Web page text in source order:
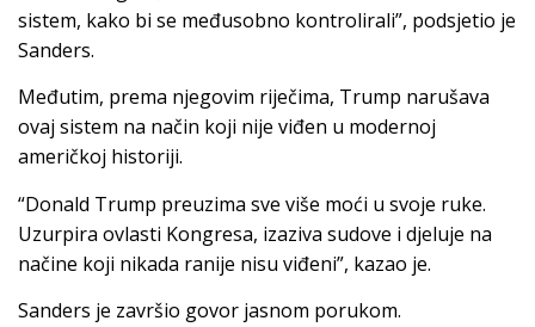
sistem, kako bi se međusobno kontrolirali”, podsjetio je
Sanders.
Međutim, prema njegovim riječima, Trump narušava
ovaj sistem na način koji nije viđen u modernoj
američkoj historiji.
“Donald Trump preuzima sve više moći u svoje ruke.
Uzurpira ovlasti Kongresa, izaziva sudove i djeluje na
načine koji nikada ranije nisu viđeni”, kazao je.
Sanders je završio govor jasnom porukom.